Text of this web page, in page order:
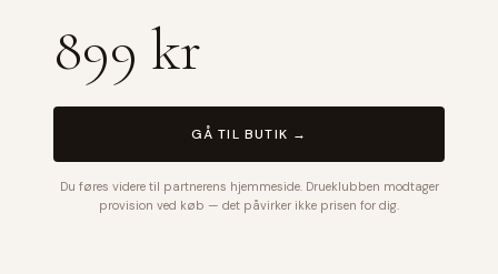
899 kr
GÅ TIL BUTIK →
Du føres videre til partnerens hjemmeside. Drueklubben modtager
provision ved køb — det påvirker ikke prisen for dig.